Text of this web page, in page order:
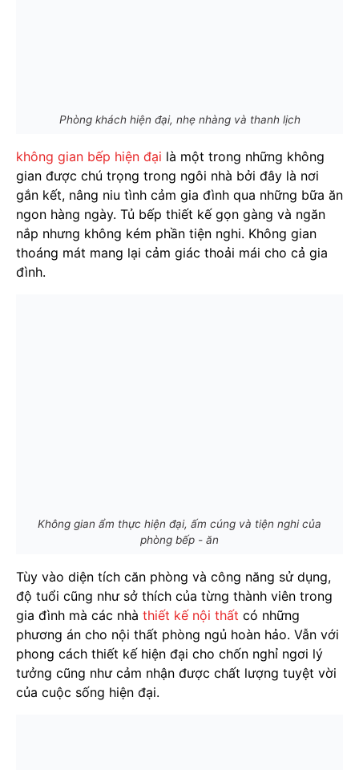
Phòng khách hiện đại, nhẹ nhàng và thanh lịch
không gian bếp hiện đại là một trong những không
gian được chú trọng trong ngôi nhà bởi đây là nơi
gắn kết, nâng niu tình cảm gia đình qua những bữa ăn
ngon hàng ngày. Tủ bếp thiết kế gọn gàng và ngăn
nắp nhưng không kém phần tiện nghi. Không gian
thoáng mát mang lại cảm giác thoải mái cho cả gia
đình.
Không gian ẩm thực hiện đại, ấm cúng và tiện nghi của
phòng bếp - ăn
Tùy vào diện tích căn phòng và công năng sử dụng,
độ tuổi cũng như sở thích của từng thành viên trong
gia đình mà các nhà thiết kế nội thất có những
phương án cho nội thất phòng ngủ hoàn hảo. Vẫn với
phong cách thiết kế hiện đại cho chốn nghỉ ngơi lý
tưởng cũng như cảm nhận được chất lượng tuyệt vời
của cuộc sống hiện đại.